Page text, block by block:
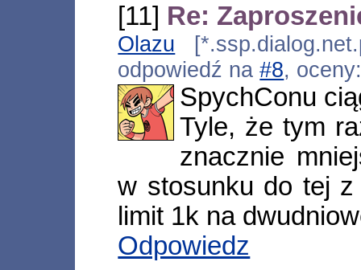
[11] Re:
Olazu
odpowiedź na#8,
SpychConu
Tyle, że tym
znacznie
w stosunku do tej z
limit 1k na
Odpowiedz